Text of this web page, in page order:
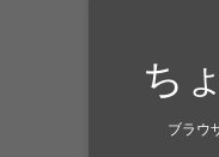
ち
ブラウ